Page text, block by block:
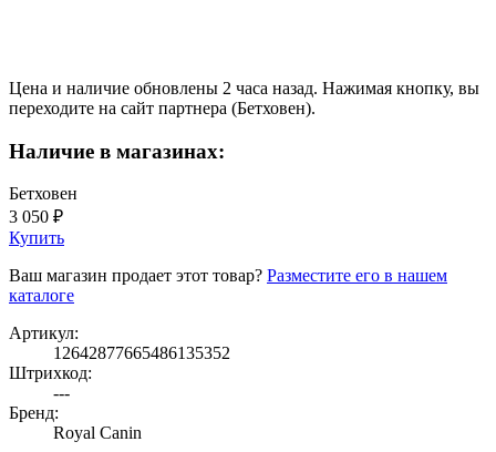
Цена и наличие обновлены 2 часа назад. Нажимая кнопку, вы
переходите на сайт партнера (Бетховен).
Наличие в магазинах:
Бетховен
3 050 ₽
Купить
Ваш магазин продает этот товар? Разместите его в нашем
каталоге
Артикул:
12642877665486135352
Штрихкод:
---
Бренд:
Royal Canin